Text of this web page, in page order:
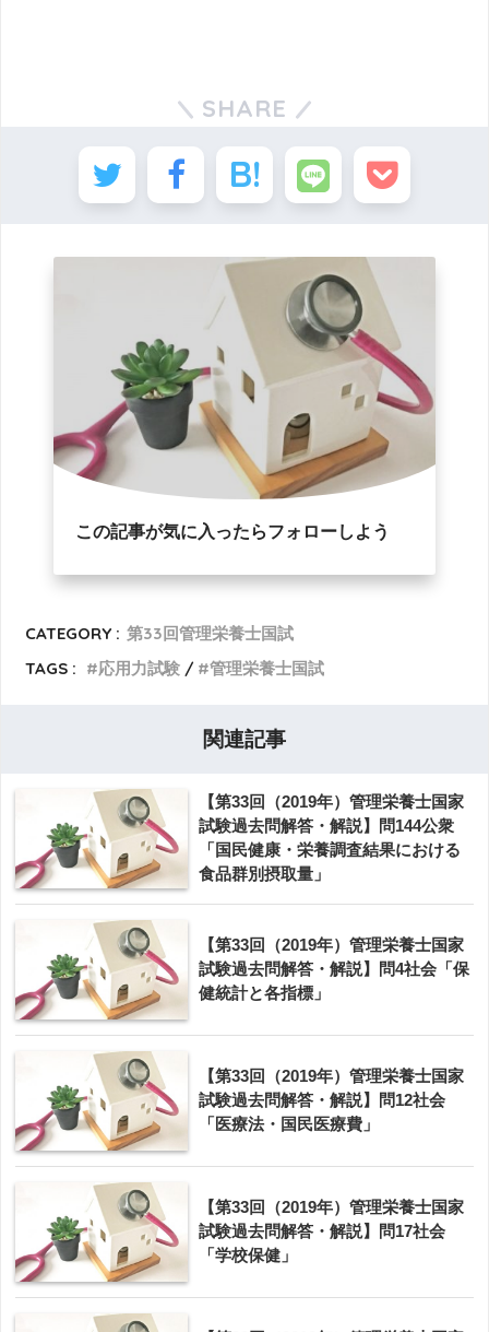
SHARE
この記事が気に入ったらフォローしよう
CATEGORY : 第33回管理栄養士国試
TAGS :
応用力試験 管理栄養士国試
関連記事
【第33回（2019年）管理栄養士国家
試験過去問解答・解説】問144公衆
「国民健康・栄養調査結果における
食品群別摂取量」
【第33回（2019年）管理栄養士国家
試験過去問解答・解説】問4社会「保
健統計と各指標」
【第33回（2019年）管理栄養士国家
試験過去問解答・解説】問12社会
「医療法・国民医療費」
【第33回（2019年）管理栄養士国家
試験過去問解答・解説】問17社会
「学校保健」